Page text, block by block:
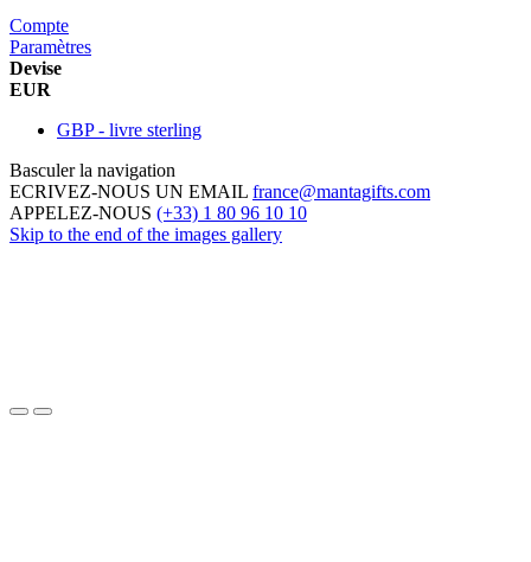
Compte
Paramètres
Devise
EUR
GBP - livre sterling
Basculer la navigation
ECRIVEZ-NOUS UN EMAIL france@mantagifts.com
APPELEZ-NOUS (+33) 1 80 96 10 10
Skip to the end of the images gallery